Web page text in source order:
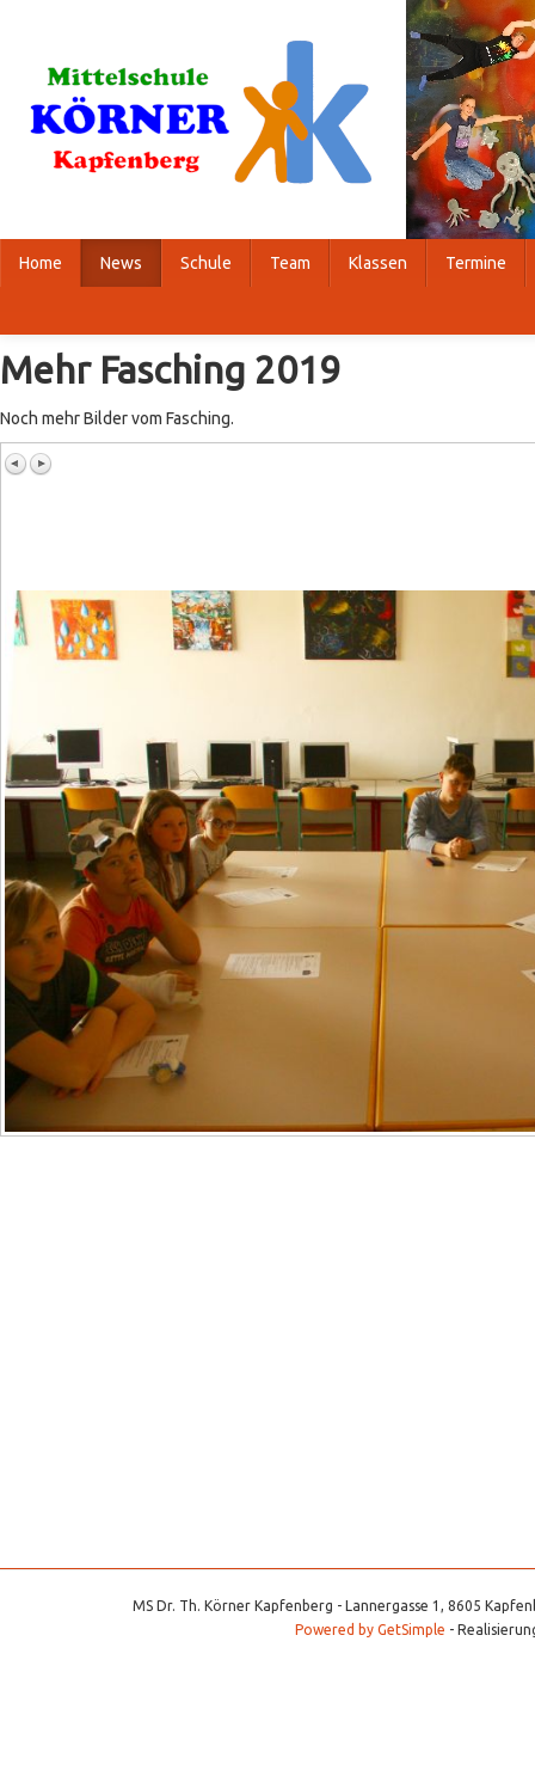
Home News Schule Team Klassen Termine
Mehr Fasching 2019
Noch mehr Bilder vom Fasching.
MS Dr. Th. Körner Kapfenberg - Lannergasse 1, 8605
Powered by GetSimple -